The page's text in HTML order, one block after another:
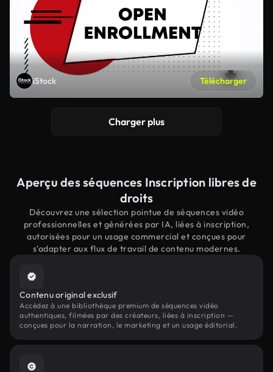
iStock Télécharger
Charger plus
Aperçu des séquences Inscription libres de
droits
Découvrez une sélection pointue de séquences vidéo
professionnelles et générées par IA, liées à inscription,
autorisées pour un usage commercial et conçues pour
s'adapter aux flux de travail de contenu modernes.
Contenu original exclusif
Accédez à une bibliothèque premium de séquences vidéo
authentiques, filmées par des créateurs, liées à inscription —
conçues pour la narration, le marketing et un usage éditorial.